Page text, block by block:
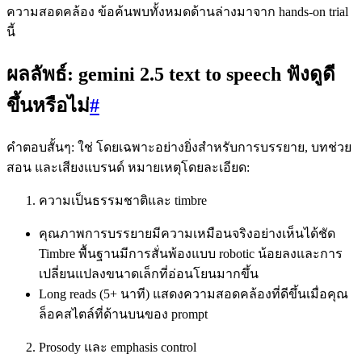
ความสอดคล้อง ข้อค้นพบทั้งหมดด้านล่างมาจาก hands‑on trial
นี้
ผลลัพธ์: gemini 2.5 text to speech ฟังดูดี
ขึ้นหรือไม่#
คำตอบสั้นๆ: ใช่ โดยเฉพาะอย่างยิ่งสำหรับการบรรยาย, บทช่วย
สอน และเสียงแบรนด์ หมายเหตุโดยละเอียด:
ความเป็นธรรมชาติและ timbre
คุณภาพการบรรยายมีความเหมือนจริงอย่างเห็นได้ชัด
Timbre พื้นฐานมีการสั่นพ้องแบบ robotic น้อยลงและการ
เปลี่ยนแปลงขนาดเล็กที่อ่อนโยนมากขึ้น
Long reads (5+ นาที) แสดงความสอดคล้องที่ดีขึ้นเมื่อคุณ
ล็อคสไตล์ที่ด้านบนของ prompt
Prosody และ emphasis control